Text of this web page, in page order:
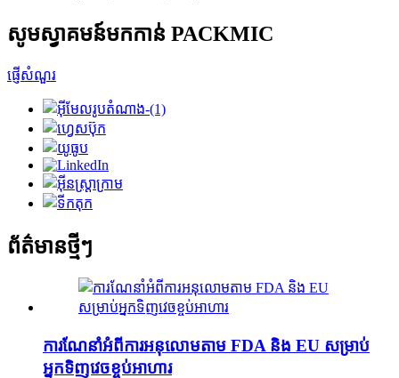
សូមស្វាគមន៍មកកាន់ PACKMIC
ផ្ញើសំណួរ
ព័ត៌មានថ្មីៗ
ការណែនាំអំពីការអនុលោមតាម FDA និង EU សម្រាប់
អ្នកទិញវេចខ្ចប់អាហារ